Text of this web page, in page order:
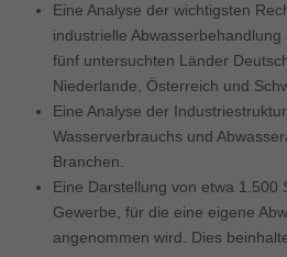
Eine Analyse der wichtigsten
industrielle
fünf untersuchten Länder
Niederlande, Österreich und
Eine Analyse der
Wasserverbrauchs und
Branchen.
Eine Darstellung von etwa 1.500
Gewerbe, für die eine eigene
angenommen wird. Dies